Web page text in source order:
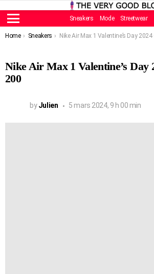
Menu
Sneakers Mode Streetwear
You are here:
Home Sneakers Nike Air Max 1 Valentine’s Day
Nike Air Max 1 Valentine’s Day
200
by Julien 5 mars 2024, 9 h 00 min